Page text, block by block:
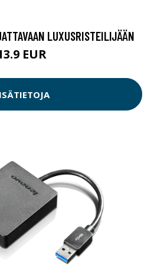
LUXUSRISTEILIJÄÄN
EUR